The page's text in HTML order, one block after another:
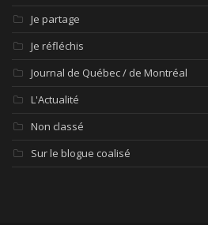
Je partage
Je réfléchis
Journal de Québec / de Montréal
L'Actualité
Non classé
Sur le blogue coalisé